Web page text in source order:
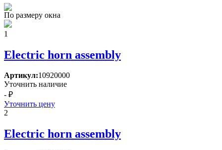
По размеру окна
1
Electric horn assembly
Артикул:10920000
Уточнить наличие
- ₽
Уточнить цену
2
Electric horn assembly